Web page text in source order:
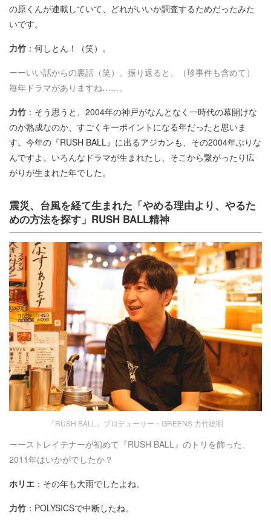
の原くんが連載していて、どれがいいか調査するためだったみた
いです。
力竹 ：何しとん！（笑）。
ーーいい話からの裏話（笑）。振り返ると、（珍事件も含めて）
毎年ドラマがありますね……。
力竹 ：そう思うと、2004年の神戸がなんとなく一時代の幕開けな
のか熟成なのか、すごくキーポイントになる年だったと思いま
す。今年の『RUSH BALL』に出るアジカンも、その2004年ぶりな
んですよ。いろんなドラマが生まれたし、そこから繋がったり広
がりが生まれた年でした。
震災、台風を経て生まれた「やめる理由より、やるた
めの方法を探す」RUSH BALL精神
『RUSH BALL』プロデューサー・GREENS 力竹総明
ーーストレイテナーが初めて『RUSH BALL』のトリを飾った、
2011年はいかがでしたか？
ホリエ ：その年も大雨でしたよね。
力竹 ：POLYSICSで中断したね。